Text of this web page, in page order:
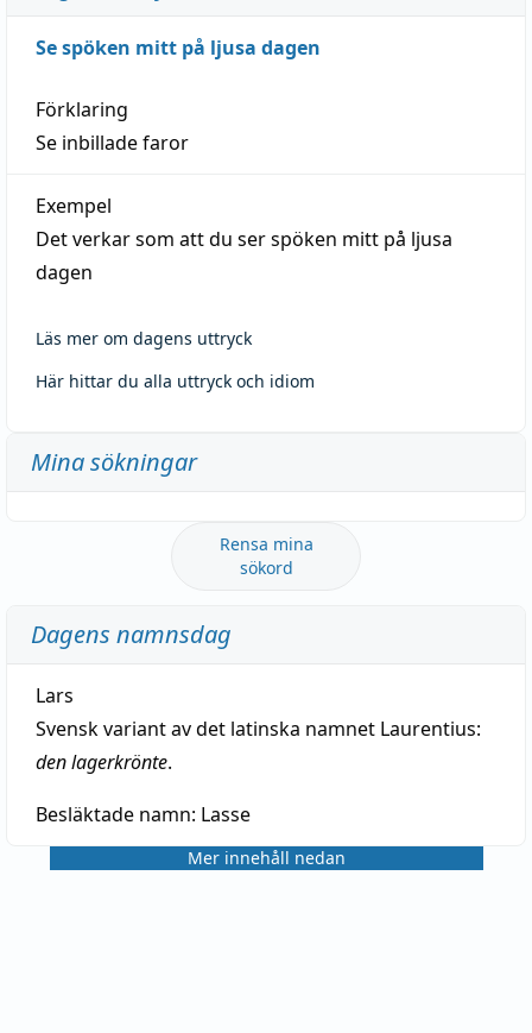
Se spöken mitt på ljusa dagen
Förklaring
Se inbillade faror
Exempel
Det verkar som att du ser spöken mitt på ljusa
dagen
Läs mer om dagens uttryck
Här hittar du alla uttryck och idiom
Mina sökningar
Rensa mina
sökord
Dagens namnsdag
Lars
Svensk variant av det latinska namnet Laurentius:
den lagerkrönte.
Besläktade namn: Lasse
Mer innehåll nedan